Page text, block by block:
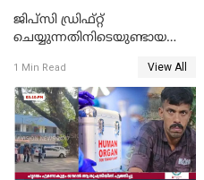
ജിപ്സി ഡ്രിഫ്റ്റ്
ചെയ്യുന്നതിനിടെയുണ്ടായ
ദാരുണാന്ത്യം; ജീപ്സി
ഓടിച്ചയാൾ അറസ്റ്റിൽ.
1 Min Read View All